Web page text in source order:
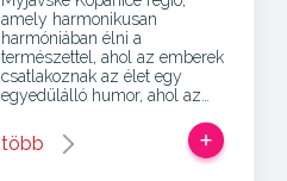
amely harmonikusan
harmóniában élni a
természettel, ahol az emberek
csatlakoznak az élet egy
egyedülálló humor, ahol az…
több